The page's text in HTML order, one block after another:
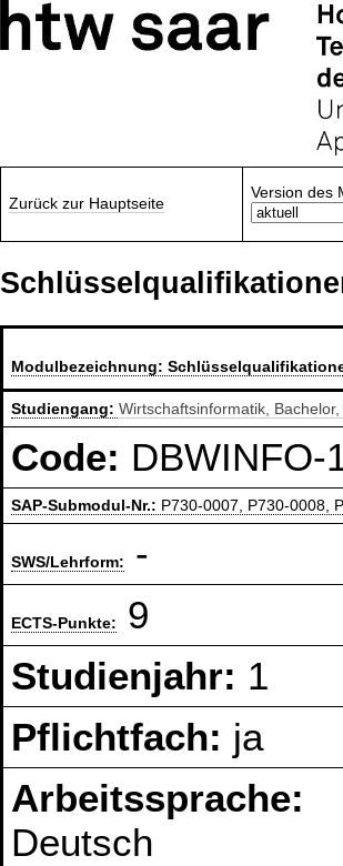
Zurück zur Hauptseite
Version des
Modulbezeichnung:
Studiengang:Wirtschaftsinformatik,
Code: DBWINFO-
SAP-Submodul-Nr.: P730-0007, P730-0008,
SWS/Lehrform: -
ECTS-Punkte:
9
Studienjahr: 1
Pflichtfach: ja
Arbeitssprache:
Deutsch